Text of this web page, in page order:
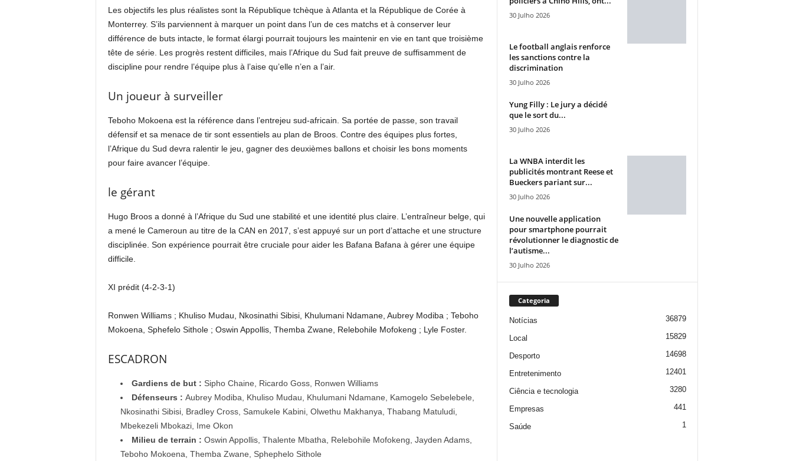
Les objectifs les plus réalistes sont la République tchèque à Atlanta et la République de Corée à
Monterrey. S’ils parviennent à marquer un point dans l’un de ces matchs et à conserver leur
différence de buts intacte, le format élargi pourrait toujours les maintenir en vie en tant que troisième
tête de série. Les progrès restent difficiles, mais l’Afrique du Sud fait preuve de suffisamment de
discipline pour rendre l’équipe plus à l’aise qu’elle n’en a l’air.
Un joueur à surveiller
Teboho Mokoena est la référence dans l’entrejeu sud-africain. Sa portée de passe, son travail
défensif et sa menace de tir sont essentiels au plan de Broos. Contre des équipes plus fortes,
l’Afrique du Sud devra ralentir le jeu, gagner des deuxièmes ballons et choisir les bons moments
pour faire avancer l’équipe.
le gérant
Hugo Broos a donné à l’Afrique du Sud une stabilité et une identité plus claire. L’entraîneur belge, qui
a mené le Cameroun au titre de la CAN en 2017, s’est appuyé sur un port d’attache et une structure
disciplinée. Son expérience pourrait être cruciale pour aider les Bafana Bafana à gérer une équipe
difficile.
XI prédit (4-2-3-1)
Ronwen Williams ; Khuliso Mudau, Nkosinathi Sibisi, Khulumani Ndamane, Aubrey Modiba ; Teboho
Mokoena, Sphefelo Sithole ; Oswin Appollis, Themba Zwane, Relebohile Mofokeng ; Lyle Foster.
ESCADRON
Gardiens de but : Sipho Chaine, Ricardo Goss, Ronwen Williams
Défenseurs : Aubrey Modiba, Khuliso Mudau, Khulumani Ndamane, Kamogelo Sebelebele,
Nkosinathi Sibisi, Bradley Cross, Samukele Kabini, Olwethu Makhanya, Thabang Matuludi,
Mbekezeli Mbokazi, Ime Okon
Milieu de terrain : Oswin Appollis, Thalente Mbatha, Relebohile Mofokeng, Jayden Adams,
Teboho Mokoena, Themba Zwane, Sphephelo Sithole
30 Julho 2026
Le football anglais renforce
les sanctions contre la
discrimination
30 Julho 2026
Yung Filly : Le jury a décidé
que le sort du...
30 Julho 2026
La WNBA interdit les
publicités montrant Reese et
Bueckers pariant sur...
30 Julho 2026
Une nouvelle application
pour smartphone pourrait
révolutionner le diagnostic de
l’autisme...
30 Julho 2026
Categoria
Notícias 36879
Local 15829
Desporto 14698
Entretenimento 12401
Ciência e tecnologia 3280
Empresas 441
Saúde 1